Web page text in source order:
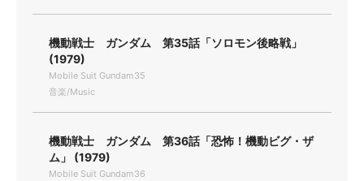
機動戦士 ガンダム 第35話「ソロモン後略戦」
(1979)
Mobile Suit Gundam35
音楽/Music
機動戦士 ガンダム 第36話「恐怖！機動ビグ・ザ
ム」 (1979)
Mobile Suit Gundam36